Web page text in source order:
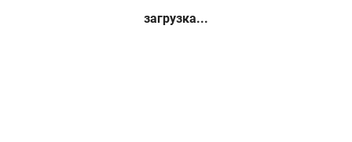
загрузка...